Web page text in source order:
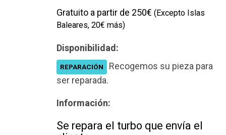
Gratuito a partir de 250€ (Excepto Islas
Baleares, 20€ más)
Disponibilidad:
REPARACIÓN
Recogemos su pieza para
ser reparada.
Información:
Se repara el turbo que envía el